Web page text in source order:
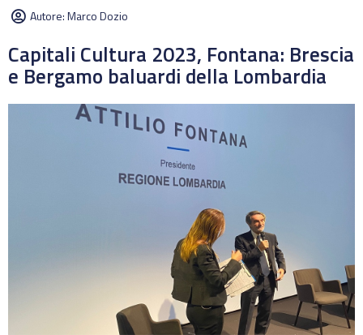
Autore:Marco Dozio
Capitali Cultura 2023, Fontana: Brescia
e Bergamo baluardi della Lombardia